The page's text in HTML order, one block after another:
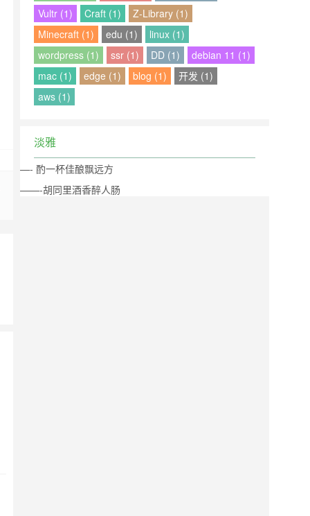
Vultr (1)
Craft (1)
Z-Library (1)
Minecraft (1)
edu (1)
linux (1)
wordpress (1)
ssr (1) DD (1)
debian 11 (1)
mac (1)
edge (1) blog (1)
开发 (1)
aws (1)
淡雅
—- 酌一杯佳酿飘远方
——-胡同里酒香醉人肠